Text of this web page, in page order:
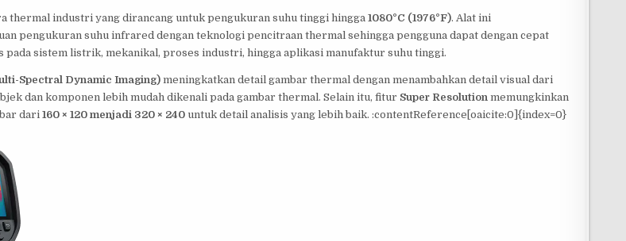
thermal industri yang dirancang untuk pengukuran suhu tinggi hingga1080°C (1976°F). Alat ini
pengukuran suhu infrared dengan teknologi pencitraan thermal sehingga pengguna dapat dengan cepat
pada sistem listrik, mekanikal, proses industri, hingga aplikasi manufaktur suhu tinggi.
Spectral Dynamic Imaging)meningkatkan detail gambar thermal dengan menambahkan detail visual dari
dan komponen lebih mudah dikenali pada gambar thermal. Selain itu, fitur Super Resolution memungkinkan
dari160 × 120 menjadi 320 × 240 untuk detail analisis yang lebih baik. :contentReference[oaicite:0]{index=0}